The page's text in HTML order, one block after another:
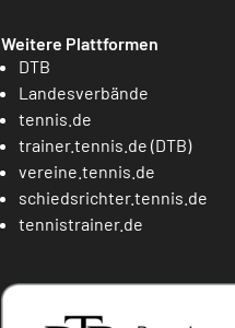
Weitere Plattformen
DTB
Landesverbände
tennis.de
trainer.tennis.de (DTB)
vereine.tennis.de
schiedsrichter.tennis.de
tennistrainer.de